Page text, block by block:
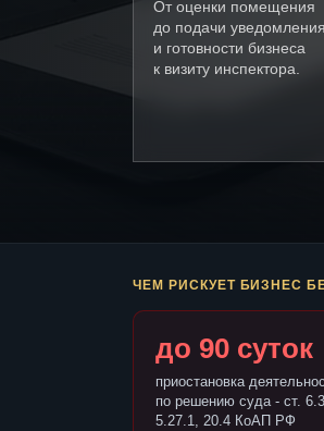
От оценки помещения
до подачи уведомления
и готовности бизнеса
к визиту инспектора.
ЧЕМ РИСКУЕТ БИЗНЕС
до 90 суток
приостановка
по решению суда - ст.
5.27.1, 20.4 КоАП РФ